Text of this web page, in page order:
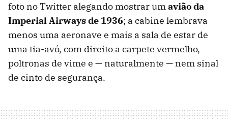
foto no Twitter alegando mostrar umavião da
Imperial Airways de 1936; a cabine lembrava
menos uma aeronave e mais a sala de estar de
uma tia-avó, com direito a carpete vermelho,
poltronas de vime e — naturalmente — nem sinal
de cinto de segurança.